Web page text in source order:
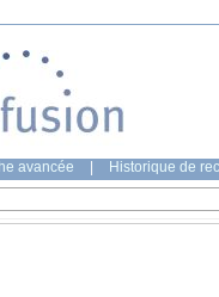
avancée Historique de